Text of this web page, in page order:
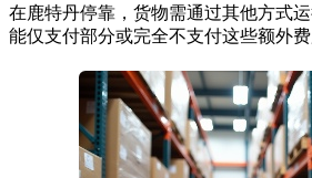
在鹿特丹停靠，货物需通过其他方式
能仅支付部分或完全不支付这些额外费